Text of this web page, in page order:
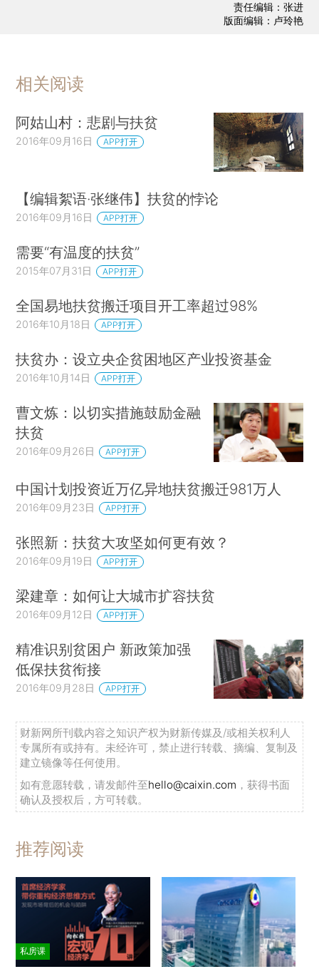
责任编辑：张进
版面编辑：卢玲艳
相关阅读
阿姑山村：悲剧与扶贫
2016年09月16日 APP打开
【编辑絮语·张继伟】扶贫的悖论
2016年09月16日 APP打开
需要“有温度的扶贫”
2015年07月31日 APP打开
全国易地扶贫搬迁项目开工率超过98%
2016年10月18日 APP打开
扶贫办：设立央企贫困地区产业投资基金
2016年10月14日 APP打开
曹文炼：以切实措施鼓励金融
扶贫
2016年09月26日 APP打开
中国计划投资近万亿异地扶贫搬迁981万人
2016年09月23日 APP打开
张照新：扶贫大攻坚如何更有效？
2016年09月19日 APP打开
梁建章：如何让大城市扩容扶贫
2016年09月12日 APP打开
精准识别贫困户 新政策加强
低保扶贫衔接
2016年09月28日 APP打开
财新网所刊载内容之知识产权为财新传媒及/或相关权利人
专属所有或持有。未经许可，禁止进行转载、摘编、复制及
建立镜像等任何使用。
如有意愿转载，请发邮件至hello@caixin.com ，获得书面
确认及授权后，方可转载。
推荐阅读
私房课